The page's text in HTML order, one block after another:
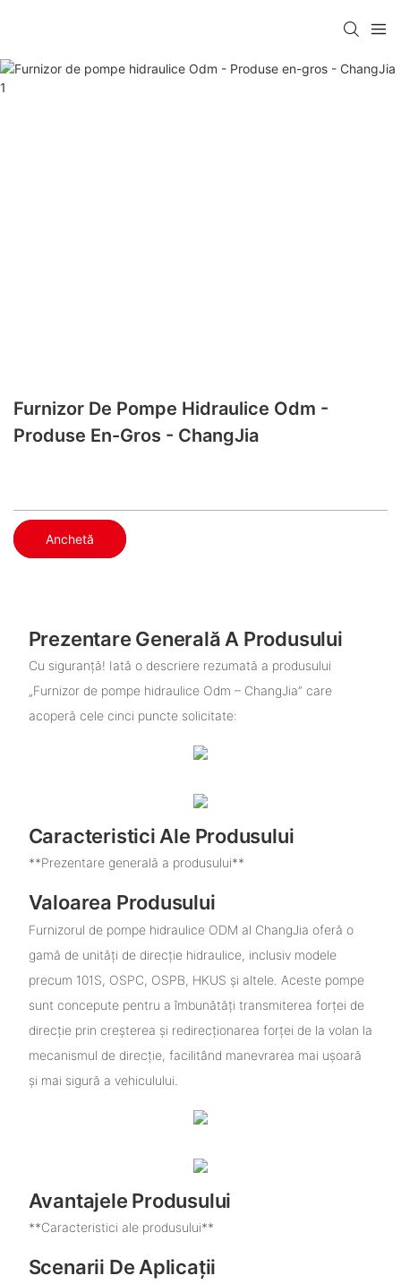
Furnizor De Pompe Hidraulice Odm -
Produse En-Gros - ChangJia
Anchetă
Prezentare Generală A Produsului
Cu siguranță! Iată o descriere rezumată a produsului
„Furnizor de pompe hidraulice Odm – ChangJia” care
acoperă cele cinci puncte solicitate:
Caracteristici Ale Produsului
**Prezentare generală a produsului**
Valoarea Produsului
Furnizorul de pompe hidraulice ODM al ChangJia oferă o
gamă de unități de direcție hidraulice, inclusiv modele
precum 101S, OSPC, OSPB, HKUS și altele. Aceste pompe
sunt concepute pentru a îmbunătăți transmiterea forței de
direcție prin creșterea și redirecționarea forței de la volan la
mecanismul de direcție, facilitând manevrarea mai ușoară
și mai sigură a vehiculului.
Avantajele Produsului
**Caracteristici ale produsului**
Scenarii De Aplicații